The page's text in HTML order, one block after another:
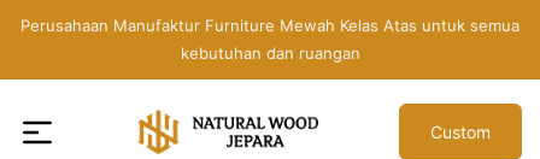
Perusahaan Manufaktur Furniture Mewah Kelas Atas untuk semua
kebutuhan dan ruangan
Custom